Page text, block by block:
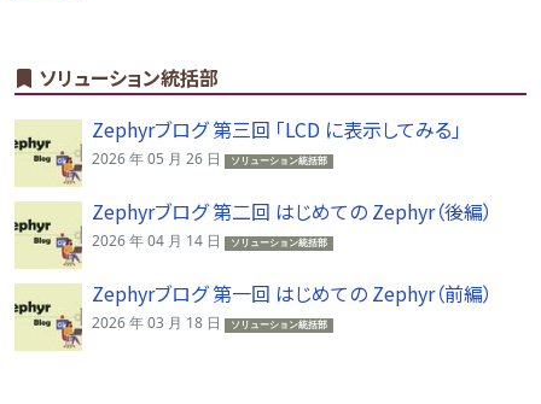
ソリューション統括部
Zephyrブログ 第三回 「LCD に表示してみる」
2026 年 05 月 26 日 ソリューション統括部
Zephyrブログ 第二回 はじめての Zephyr（後編）
2026 年 04 月 14 日 ソリューション統括部
Zephyrブログ 第一回 はじめての Zephyr（前編）
2026 年 03 月 18 日 ソリューション統括部